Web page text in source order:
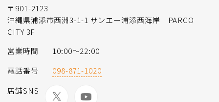
〒901-2123
沖縄県浦添市西洲3-1-1 サンエー浦添西海岸 PARCO
CITY 3F
営業時間
10:00〜22:00
電話番号
098-871-1020
店舗SNS